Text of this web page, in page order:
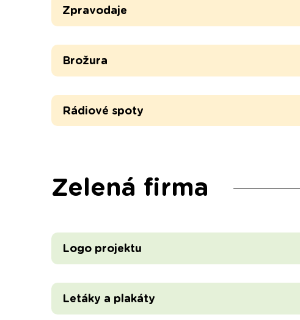
Zpravodaje
Brožura
Rádiové spoty
Zelená firma
Logo projektu
Letáky a plakáty